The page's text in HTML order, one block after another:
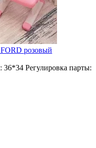
розовый
36*34 Регулировка парты: